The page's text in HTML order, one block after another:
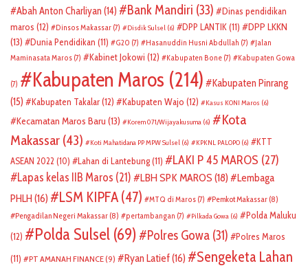
Abah Anton Charliyan (14) Bank Mandiri (33)
Dinas pendidikan
maros (12) Dinsos Makassar (7) Disdik Sulsel (6) DPP LANTIK(11)
DPP LKKN
(13)
Dunia Pendidikan (11) G20 (7) Hasanuddin Husni Abdullah (7)
Jalan
Maminasata Maros (7) Kabinet Jokowi (12) Kabupaten Bone (7) Kabupaten Gowa
(7) Kabupaten Maros (214)
Kabupaten Pinrang
(15)
Kabupaten Takalar(12) Kabupaten Wajo (12) Kasus KONI Maros (6)
Kecamatan Maros Baru (13) Korem 071/Wijayakusuma (6)
Kota
Makassar (43) Koti Mahatidana PP MPW Sulsel (6) KPKNL PALOPO (6)
KTT
ASEAN 2022 (10) Lahan di Lantebung(11) LAKI P 45 MAROS (27)
Lapas kelas IIB Maros (21) LBH SPK MAROS (18)
Lembaga
PHLH (16) LSM KIPFA (47) MTQ di Maros (7) Pemkot Makassar (8)
Pengadilan Negeri Makassar (8) pertambangan (7) Pilkada Gowa (6)
Polda Maluku
(12)
Polda Sulsel (69) Polres Gowa (31)
Polres Maros
(11)
PT AMANAH FINANCE(9) Ryan Latief(16)
Sengeketa Lahan